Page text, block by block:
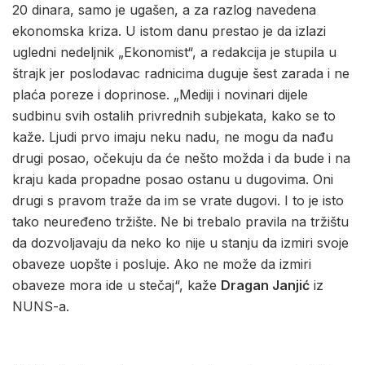
20 dinara, samo je ugašen, a za razlog navedena
ekonomska kriza. U istom danu prestao je da izlazi
ugledni nedeljnik „Ekonomist“, a redakcija je stupila u
štrajk jer poslodavac radnicima duguje šest zarada i ne
plaća poreze i doprinose. „Mediji i novinari dijele
sudbinu svih ostalih privrednih subjekata, kako se to
kaže. Ljudi prvo imaju neku nadu, ne mogu da nađu
drugi posao, očekuju da će nešto možda i da bude i na
kraju kada propadne posao ostanu u dugovima. Oni
drugi s pravom traže da im se vrate dugovi. I to je isto
tako neuređeno tržište. Ne bi trebalo pravila na tržištu
da dozvoljavaju da neko ko nije u stanju da izmiri svoje
obaveze uopšte i posluje. Ako ne može da izmiri
obaveze mora ide u stečaj“, kaže Dragan Janjić iz
NUNS-a.